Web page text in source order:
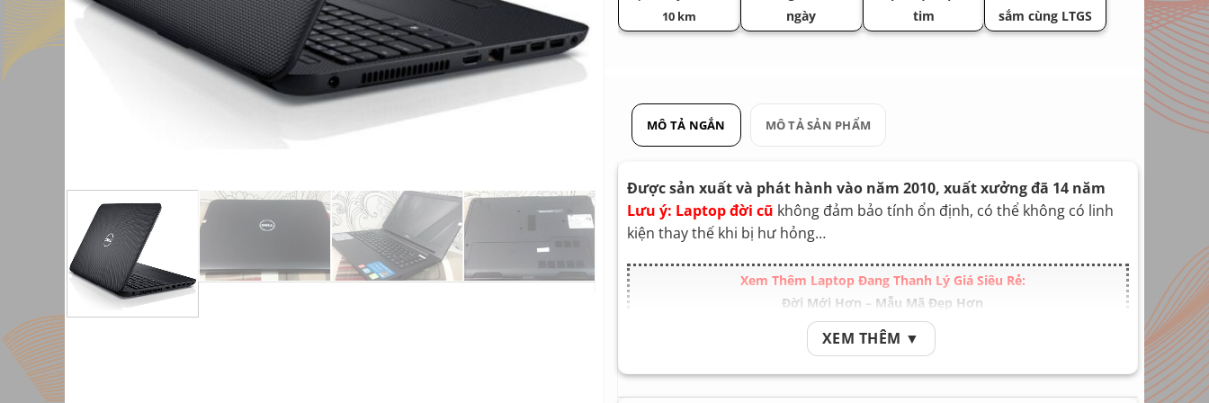
10 km
ngày
tim
sắm cùng LTGS
MÔ TẢ NGẮN MÔ TẢ SẢN PHẨM
Được sản xuất và phát hành vào năm 2010, xuất xưởng đã 14 năm
Lưu ý: Laptop đời cũ không đảm bảo tính ổn định, có thể không có linh
kiện thay thế khi bị hư hỏng…
Xem Thêm Laptop Đang Thanh Lý Giá Siêu Rẻ:
Đời Mới Hơn – Mẫu Mã Đẹp Hơn
Cấu hình mạnh hơn, tốc độ nhanh hơn máy này tại đây
XEM THÊM ▼